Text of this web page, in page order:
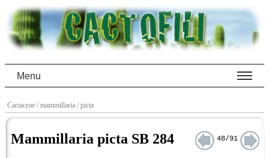
Menu
Cactaceae / mammillaria / picta
Mammillaria picta SB 284 48/91